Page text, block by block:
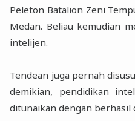
Peleton Batalion Zeni
Medan. Beliau kemudian
intelijen.
Tendean juga pernah
demikian, pendidikan
ditunaikan dengan berhasil